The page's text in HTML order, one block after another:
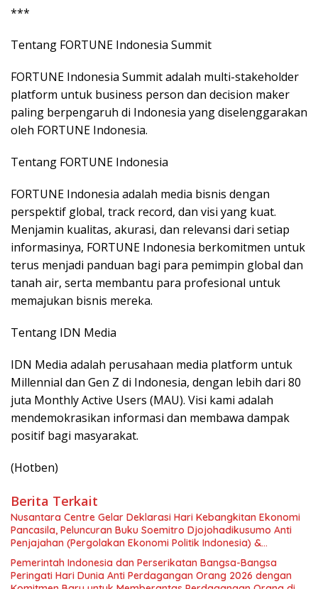
***
Tentang FORTUNE Indonesia Summit
FORTUNE Indonesia Summit adalah multi-stakeholder
platform untuk business person dan decision maker
paling berpengaruh di Indonesia yang diselenggarakan
oleh FORTUNE Indonesia.
Tentang FORTUNE Indonesia
FORTUNE Indonesia adalah media bisnis dengan
perspektif global, track record, dan visi yang kuat.
Menjamin kualitas, akurasi, dan relevansi dari setiap
informasinya, FORTUNE Indonesia berkomitmen untuk
terus menjadi panduan bagi para pemimpin global dan
tanah air, serta membantu para profesional untuk
memajukan bisnis mereka.
Tentang IDN Media
IDN Media adalah perusahaan media platform untuk
Millennial dan Gen Z di Indonesia, dengan lebih dari 80
juta Monthly Active Users (MAU). Visi kami adalah
mendemokrasikan informasi dan membawa dampak
positif bagi masyarakat.
(Hotben)
Berita Terkait
Nusantara Centre Gelar Deklarasi Hari Kebangkitan Ekonomi
Pancasila, Peluncuran Buku Soemitro Djojohadikusumo Anti
Penjajahan (Pergolakan Ekonomi Politik Indonesia) &
Simposium Nasional “Urgensi Undang-Undang Perekonomian
Nasional dan Kesejahteraan Sosial dalam Menata Bangsa
Menuju Indonesia Emas 2045”,
Pemerintah Indonesia dan Perserikatan Bangsa-Bangsa
Peringati Hari Dunia Anti Perdagangan Orang 2026 dengan